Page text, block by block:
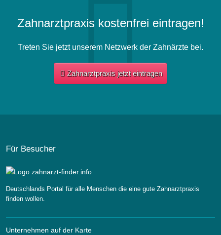
Zahnarztpraxis kostenfrei eintragen!
Treten Sie jetzt unserem Netzwerk der Zahnärzte bei.
Zahnarztpraxis jetzt eintragen
Für Besucher
Deutschlands Portal für alle Menschen die eine gute Zahnarztpraxis
finden wollen.
Unternehmen auf der Karte